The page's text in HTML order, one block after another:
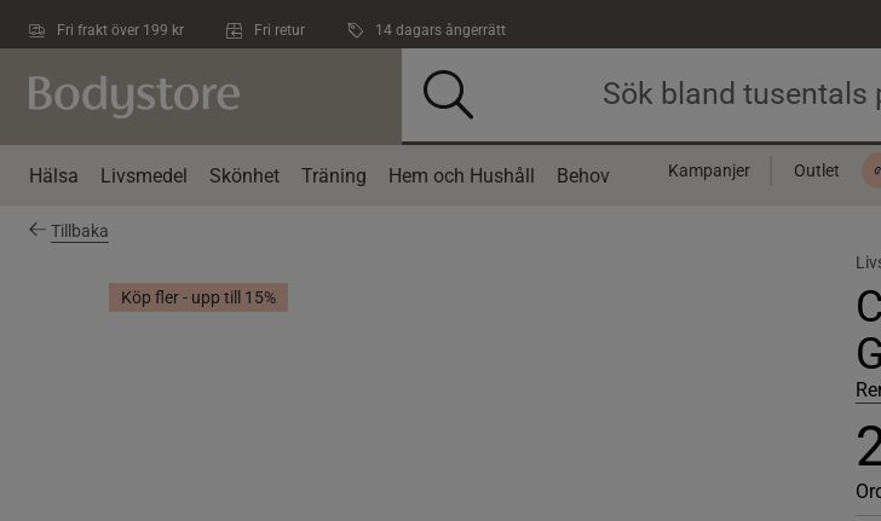
Fri frakt över 199 kr Fri retur 14 dagars ångerrätt
Hälsa Livsmedel Skönhet Träning Hem och Hushåll Behov Kampanjer Outlet
Tillbaka
Köp fler - upp till 15%